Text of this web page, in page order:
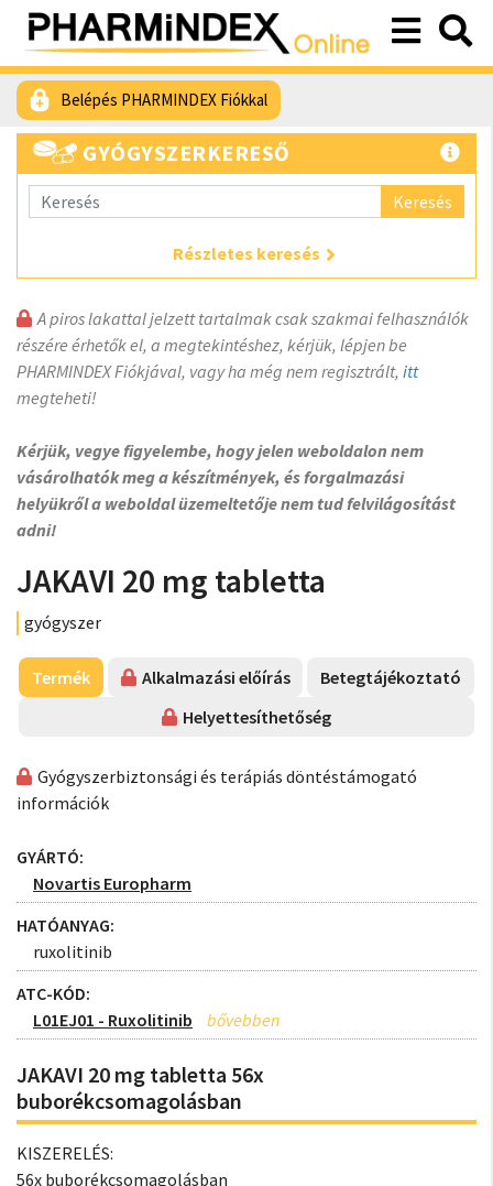
Belépés PHARMINDEX Fiókkal
GYÓGYSZERKERESŐ
Keresés
Részletes keresés
A piros lakattal jelzett tartalmak csak szakmai felhasználók
részére érhetők el, a megtekintéshez, kérjük, lépjen be
PHARMINDEX Fiókjával, vagy ha még nem regisztrált, itt
megteheti!
Kérjük, vegye figyelembe, hogy jelen weboldalon nem
vásárolhatók meg a készítmények, és forgalmazási
helyükről a weboldal üzemeltetője nem tud felvilágosítást
adni!
JAKAVI 20 mg tabletta
gyógyszer
Termék Alkalmazási előírás
Betegtájékoztató
Helyettesíthetőség
Gyógyszerbiztonsági és terápiás döntéstámogató
információk
GYÁRTÓ:
Novartis Europharm
HATÓANYAG:
ruxolitinib
ATC-KÓD:
L01EJ01 - Ruxolitinib
JAKAVI 20 mg tabletta 56x
buborékcsomagolásban
KISZERELÉS:
56x buborékcsomagolásban